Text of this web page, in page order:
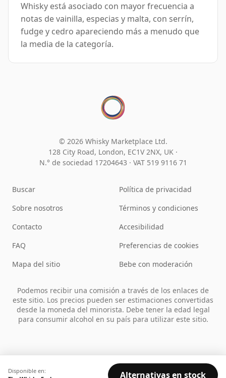
Whisky está asociado con mayor frecuencia a
notas de vainilla, especias y malta, con serrín,
fudge y cedro apareciendo más a menudo que
la media de la categoría.
Disponible en:
Alternativas en stock
© 2026 Whisky Marketplace Ltd.
128 City Road, London, EC1V 2NX, UK ·
N.° de sociedad 17204643 · VAT 519 9116 71
Buscar
Sobre nosotros
Contacto
FAQ
Mapa del sitio
Política de privacidad
Términos y condiciones
Accesibilidad
Preferencias de cookies
Bebe con moderación
Podemos recibir una comisión a través de los enlaces de
este sitio. Los precios pueden ser estimaciones convertidas
desde la moneda del minorista. Debe tener la edad legal
para consumir alcohol en su país para utilizar este sitio.